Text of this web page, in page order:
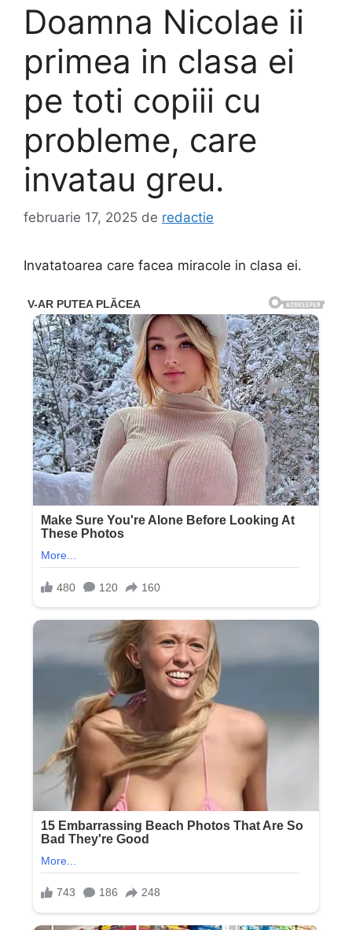
Doamna Nicolae ii
primea in clasa ei
pe toti copiii cu
probleme, care
invatau greu.
februarie 17, 2025 de redactie
Invatatoarea care facea miracole in clasa ei.